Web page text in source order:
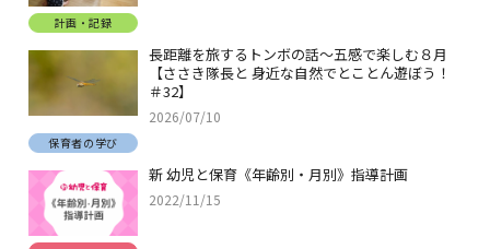
計画・記録
長距離を旅するトンボの話～五感で楽しむ８月
【ささき隊長と 身近な自然でとことん遊ぼう！
＃32】
2026/07/10
保育者の学び
新 幼児と保育《年齢別・月別》指導計画
2022/11/15